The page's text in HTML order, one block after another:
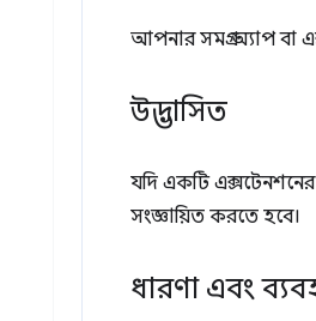
আপনার সমগ্র অ্যাপ বা
উদ্ভাসিত
যদি একটি
সংজ্ঞায়িত করতে হবে।
ধারণা এবং